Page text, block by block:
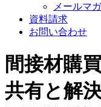
メールマ
資料請求
お問い合わせ
間接材購
共有と解